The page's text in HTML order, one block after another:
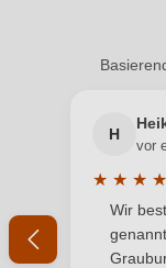
Hersteller
adresse
H
vor
★ ★ ★ ★
Wir